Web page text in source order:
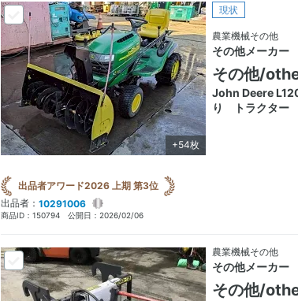
+54枚
現状
農業機械その他
その他メーカー
その他/
John Deere
り トラクター
出品者アワード2026 上期 第3位
出品者： 10291006
商品ID： 150794 公開日： 2026/02/06
農業機械その他
その他メーカー
その他/